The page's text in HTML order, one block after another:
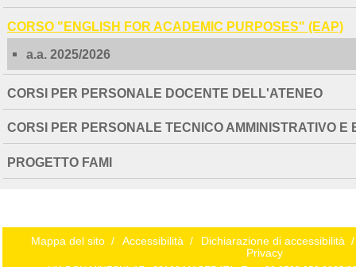
CORSO "ENGLISH FOR ACADEMIC PURPOSES" (EAP)
a.a. 2025/2026
CORSI PER PERSONALE DOCENTE DELL'ATENEO
CORSI PER PERSONALE TECNICO AMMINISTRATIVO
PROGETTO FAMI
Mappa del sito / Accessibilità / Dichiarazione di accessibilità /
Privacy